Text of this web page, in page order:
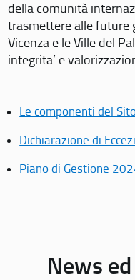
della comunità
trasmettere alle future
Vicenza e le Ville del
integrita’ e
Le componenti del
Dichiarazione di
Piano di Gestione
News